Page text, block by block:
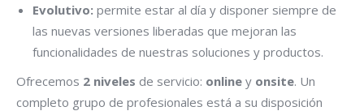
Evolutivo: permite estar al día y disponer siempre de
las nuevas versiones liberadas que mejoran las
funcionalidades de nuestras soluciones y productos.
Ofrecemos 2 niveles de servicio: online y onsite. Un
completo grupo de profesionales está a su disposición